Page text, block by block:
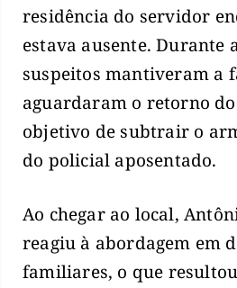
residência do servidor
estava ausente. Durante
suspeitos mantiveram a
aguardaram o retorno
objetivo de subtrair o
do policial aposentado.
Ao chegar ao local,
reagiu à abordagem em
familiares, o que